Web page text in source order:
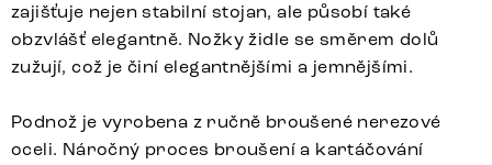
zajišťuje nejen stabilní stojan, ale působí také
obzvlášť elegantně. Nožky židle se směrem dolů
zužují, což je činí elegantnějšími a jemnějšími.
Podnož je vyrobena z ručně broušené nerezové
oceli. Náročný proces broušení a kartáčování